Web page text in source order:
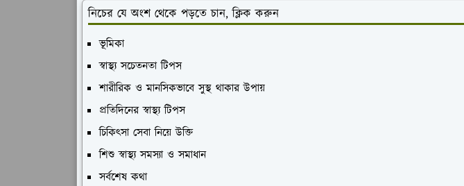
নিচের যে অংশ থেকে পড়তে চান, ক্লিক করুন
ভূমিকা
স্বাস্থ্য সচেতনতা টিপস
শারীরিক ও মানসিকভাবে সুস্থ থাকার উপায়
প্রতিদিনের স্বাস্থ্য টিপস
চিকিৎসা সেবা নিয়ে উক্তি
শিশু স্বাস্থ্য সমস্যা ও সমাধান
সর্বশেষ কথা